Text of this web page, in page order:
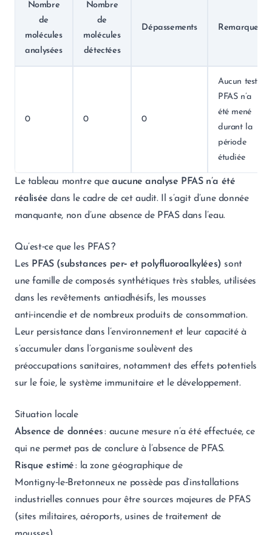
Nombre
de
molécules
analysées
Nombre
de
molécules
détectées
Dépassements Remarques
0 0 0
Aucun test
PFAS n’a
été mené
durant la
période
étudiée
Le tableau montre queaucune analyse PFAS n’a été
réalisée dans le cadre de cet audit. Il s’agit d’une donnée
manquante, non d’une absence de PFAS dans l’eau.
Qu’est‑ce que les PFAS ?
Les PFAS (substances per‑ et polyfluoroalkylées) sont
une famille de composés synthétiques très stables, utilisées
dans les revêtements antiadhésifs, les mousses
anti‑incendie et de nombreux produits de consommation.
Leur persistance dans l’environnement et leur capacité à
s’accumuler dans l’organisme soulèvent des
préoccupations sanitaires, notamment des effets potentiels
sur le foie, le système immunitaire et le développement.
Situation locale
Absence de données: aucune mesure n’a été effectuée, ce
qui ne permet pas de conclure à l’absence de PFAS.
Risque estimé: la zone géographique de
Montigny‑le‑Bretonneux ne possède pas d’installations
industrielles connues pour être sources majeures de PFAS
(sites militaires, aéroports, usines de traitement de